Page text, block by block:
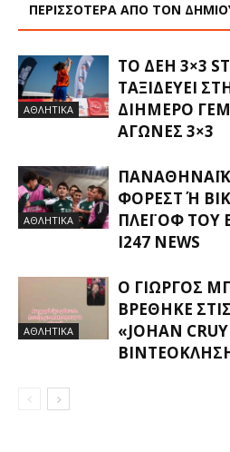
ΠΕΡΙΣΣΟΤΕΡΑ ΑΠΟ ΤΟΝ
ΑΘΛΗΤΙΚΑ
ΤΟ ΔΕΗ 3×3
ΤΑΞΙΔΕΎΕΙ
ΔΙΉΜΕΡΟ
ΑΓΏΝΕΣ 3×3
ΑΘΛΗΤΙΚΑ
ΦΌΡΕΣΤ Ή
ΛΈΙ ΟΦ ΤΟΥ
I247 NEWS
ΑΘΛΗΤΙΚΑ
Ο ΓΙΏΡΓΟΣ
ΒΡΈΘΗΚΕ
«JOHAN